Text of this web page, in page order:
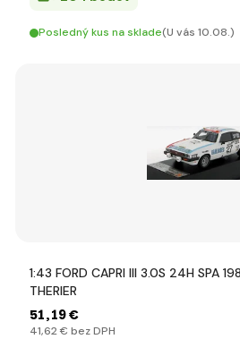
Posledný kus na sklade(U vás 10.08.)
1:43 FORD CAPRI III 3.0S 24H SPA
THERIER
51,19 €
41,62 € bez DPH